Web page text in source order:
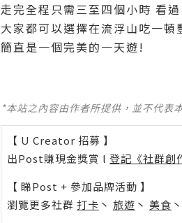
走完全程只需三至四個小時 看
大家都可以選擇在流浮山吃一頓
簡直是一個完美的一天遊!
*本站之內容由作者所提供，並不代表
【 U Creator 招募 】
出Post賺現金獎賞 l 登記《社群創
【 睇Post + 參加品牌活動 】
瀏覽更多社群 打卡 丶 旅遊 丶 美食 丶